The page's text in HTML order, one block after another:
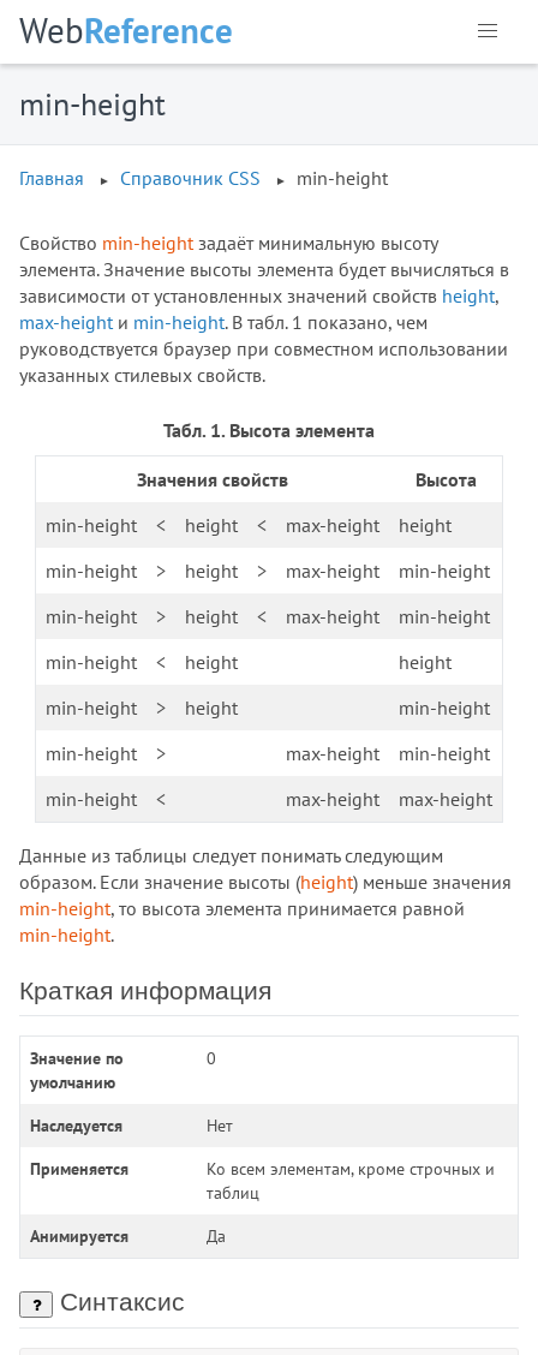
WebReference
min-height
Главная Справочник CSS min-height
Свойство min-height задаёт минимальную высоту
элемента. Значение высоты элемента будет вычисляться в
зависимости от установленных значений свойств height,
max-height и min-height. В табл. 1 показано, чем
руководствуется браузер при совместном использовании
указанных стилевых свойств.
Табл. 1. Высота элемента
Значения свойств
Высота
min-height
< height < max-height
height
min-height
> height > max-height
min-height
min-height
> height < max-height
min-height
min-height
< height
height
min-height
> height
min-height
min-height
> max-height
min-height
min-height
< max-height max-height
Данные из таблицы следует понимать следующим
образом. Если значение высоты (height) меньше значения
min-height, то высота элемента принимается равной
min-height.
Краткая информация
Значение по
умолчанию
0
Наследуется
Нет
Применяется
Ко всем элементам, кроме строчных и
таблиц
Анимируется
Да
Синтаксис
border-inline-start-style
border-inline-width
border-left
border-left-color
border-left-width
border-radius
border-right
border-right-color
border-right-style
border-start-end-radius
border-start-start-radius
border-style
border-top-color
border-top-left-radius
border-top-width
border-width
box-decoration-break
box-sizing
caption-side
caret-color
clip
color
color-scheme
column-count
column-gap
column-rule-color
column-rule-width